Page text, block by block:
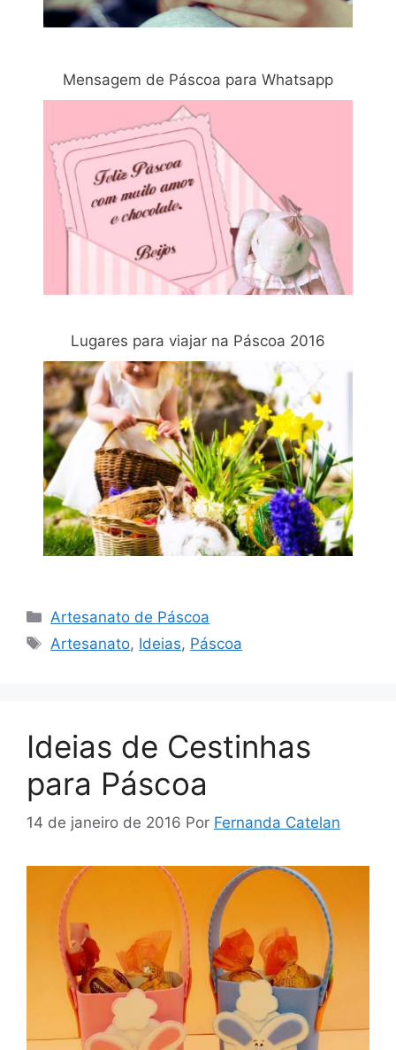
Mensagem de Páscoa para Whatsapp
Lugares para viajar na Páscoa 2016
Categorias
Artesanato de Páscoa
Tags
Artesanato, Ideias, Páscoa
Ideias de Cestinhas
para Páscoa
14 de janeiro de 2016 Por Fernanda Catelan